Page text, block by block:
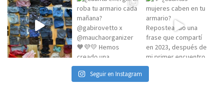
Seguir en Instagram